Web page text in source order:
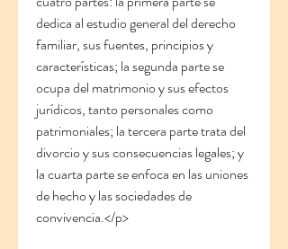
dedica al estudio general del derecho
familiar, sus fuentes, principios y
características; la segunda parte se
ocupa del matrimonio y sus efectos
jurídicos, tanto personales como
patrimoniales; la tercera parte trata del
divorcio y sus consecuencias legales; y
la cuarta parte se enfoca en las uniones
de hecho y las sociedades de
convivencia.</p>